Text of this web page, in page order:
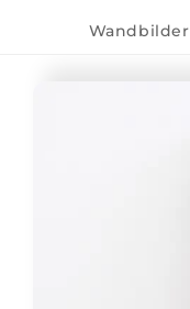
Wandbilder